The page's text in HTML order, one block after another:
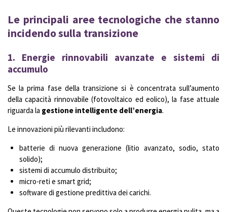
Le principali aree tecnologiche che stanno
incidendo sulla transizione
1. Energie rinnovabili avanzate e sistemi di
accumulo
Se la prima fase della transizione si è concentrata sull’aumento
della capacità rinnovabile (fotovoltaico ed eolico), la fase attuale
riguarda la gestione intelligente dell’energia.
Le innovazioni più rilevanti includono:
batterie di nuova generazione (litio avanzato, sodio, stato
solido);
sistemi di accumulo distribuito;
micro-reti e smart grid;
software di gestione predittiva dei carichi.